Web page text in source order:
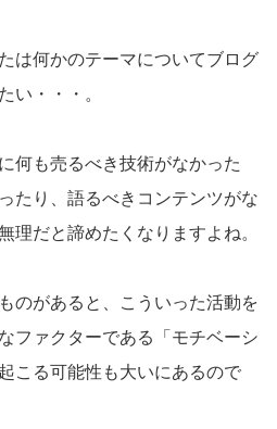
は何かのテーマについてブログ
い・・・。
何も売るべき技術がなかった
たり、語るべきコンテンツがな
理だと諦めたくなりますよね。
のがあると、こういった活動を
ファクターである「モチベーシ
こる可能性も大いにあるので